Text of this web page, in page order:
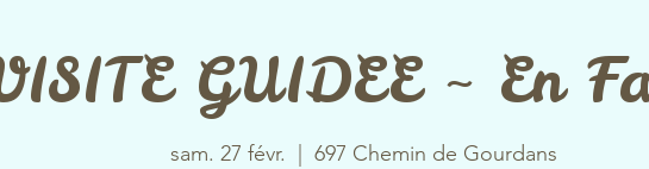
GUIDEE ~ En
sam. 27 févr. 697 Chemin de Gourdans